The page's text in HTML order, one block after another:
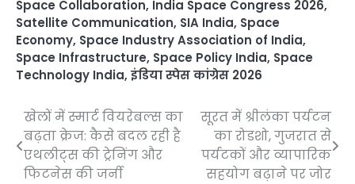
Space Collaboration, India Space Congress 2026,
Satellite Communication, SIA India, Space
Economy, Space Industry Association of India,
Space Infrastructure, Space Policy India, Space
Technology India, इंडिया स्पेस कांग्रेस 2026
Post
navigation
खेलों में स्मार्ट वियरेबल्स का
बढ़ता क्रेज: कैसे बदल रही है
एथलीट्स की ट्रेनिंग और
फिटनेस की जर्नी
सूरत में श्रीलंका पर्यटन
का रोडशो, गुजरात से
पर्यटकों और व्यापारिक
सहयोग बढ़ाने पर जोर